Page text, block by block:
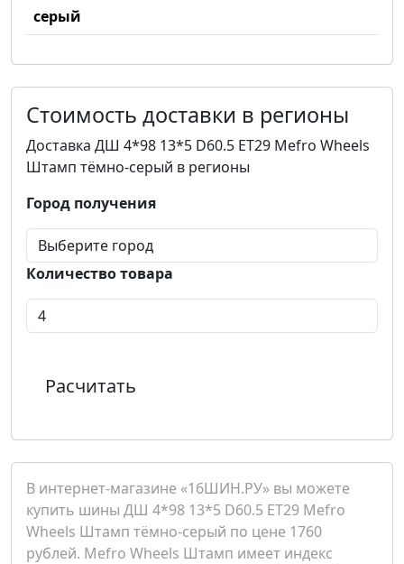
серый
Стоимость доставки в регионы
Доставка ДШ 4*98 13*5 D60.5 ET29 Mefro Wheels
Штамп тёмно-серый в регионы
Город получения
Количество товара
Расчитать
В интернет-магазине «16ШИН.РУ» вы можете
купить шины ДШ 4*98 13*5 D60.5 ET29 Mefro
Wheels Штамп тёмно-серый по цене 1760
рублей. Mefro Wheels Штамп имеет индекс